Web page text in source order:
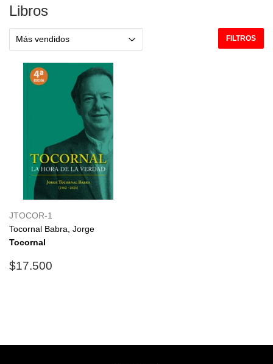
Libros
FILTROS
JTOCOR-1
Tocornal Babra, Jorge
Tocornal
Precio
$17.500